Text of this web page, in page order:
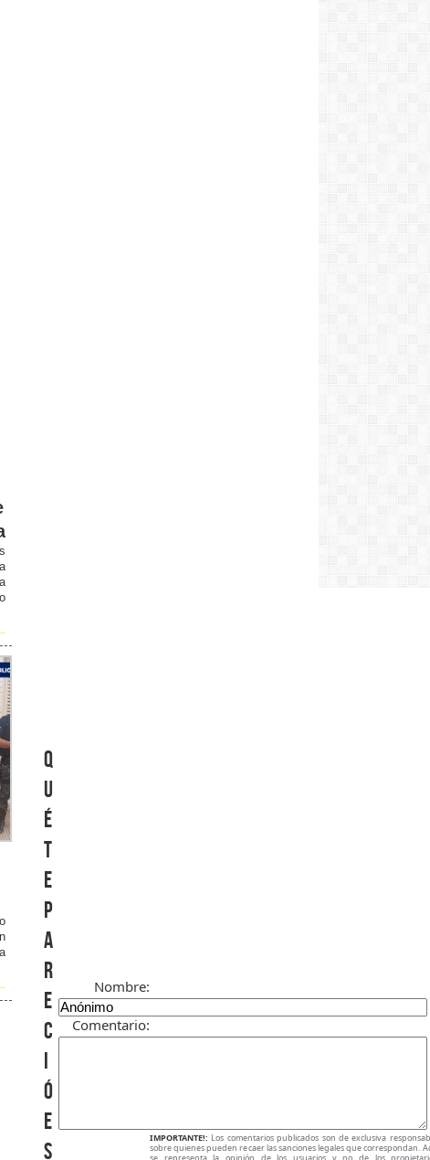
q
u
é
t
e
p
a
r
e
c
i
ó
e
s
Nombre:
Comentario:
IMPORTANTE!: Los comentarios publicados son de exclusiva
sobre quienes pueden recaer las sanciones legales que correspondan.